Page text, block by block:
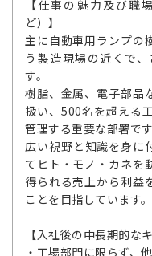
【仕事の魅力及び職
ど）】
主に自動車用ランプの
う製造現場の近くで
す。
樹脂、金属、電子部品
扱い、500名を超える
管理する重要な部署です
広い視野と知識を身に
てヒト・モノ・カネを
得られる売上から利益
ことを目指しています。
【入社後の中長期的な
・工場部門に限らず、